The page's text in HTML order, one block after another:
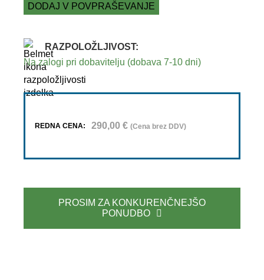
DODAJ V POVPRAŠEVANJE
RAZPOLOŽLJIVOST:
Na zalogi pri dobavitelju (dobava 7-10 dni)
REDNA CENA: 290,00 € (Cena brez DDV)
PROSIM ZA KONKURENČNEJŠO
PONUDBO